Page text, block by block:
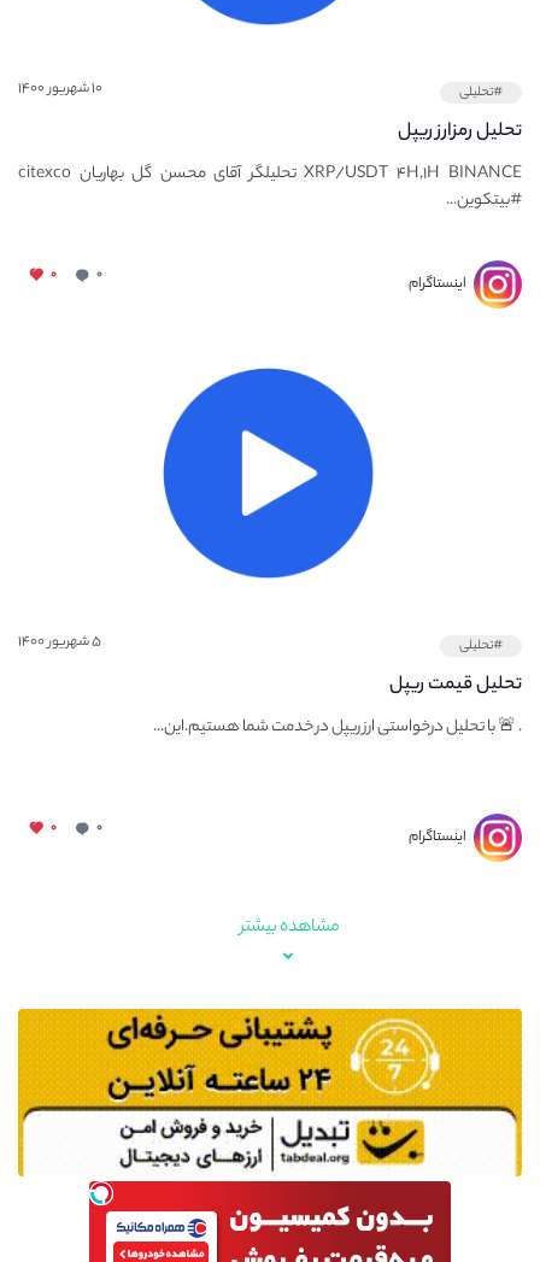
#تحلیلی ۱۰ شهریور ۱۴۰۰
تحلیل رمزارز ریپل
XRP/USDT ۴H,۱H BINANCE تحلیلگر آقای محسن گل بهاریان citexco
#بیتکوین...
اینستاگرام ۰ ۰
#تحلیلی ۵ شهریور ۱۴۰۰
تحلیل قیمت ریپل
. 🚨 با تحلیل درخواستی ارز ریپل در خدمت شما هستیم.این...
اینستاگرام ۰ ۰
مشاهده بیشتر